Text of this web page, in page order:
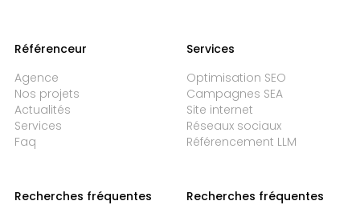
Référenceur
Agence
Nos projets
Actualités
Services
Faq
Services
Optimisation SEO
Campagnes SEA
Site internet
Réseaux sociaux
Référencement LLM
Recherches fréquentes
Recherches fréquentes